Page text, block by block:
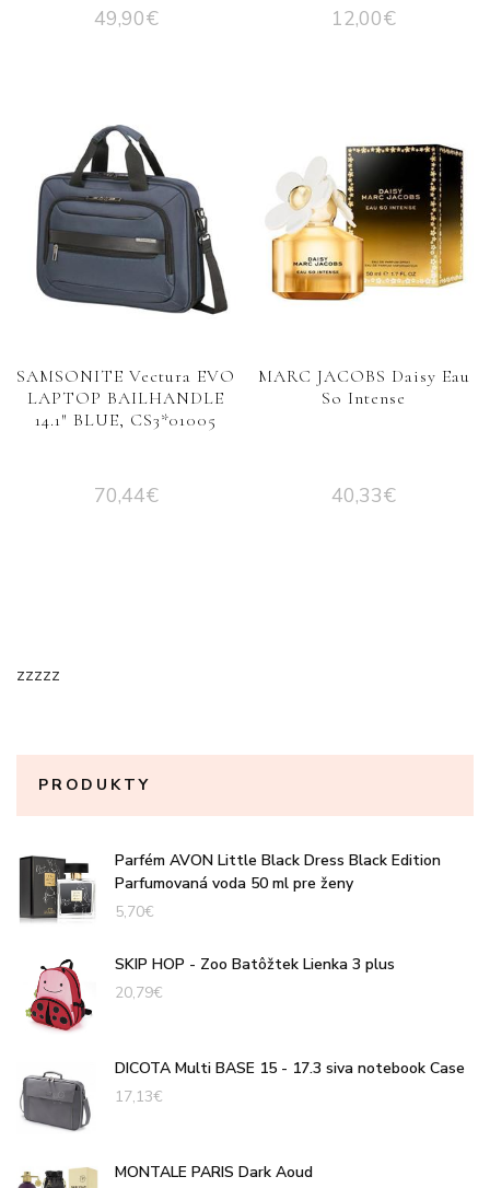
49,90€ 12,00€
SAMSONITE Vectura EVO
LAPTOP BAILHANDLE
14.1″ BLUE, CS3*01005
70,44€
MARC JACOBS Daisy Eau
So Intense
40,33€
zzzzz
PRODUKTY
Parfém AVON Little Black Dress Black Edition
Parfumovaná voda 50 ml pre ženy
5,70€
SKIP HOP - Zoo Batôžtek Lienka 3 plus
20,79€
DICOTA Multi BASE 15 - 17.3 siva notebook Case
17,13€
MONTALE PARIS Dark Aoud